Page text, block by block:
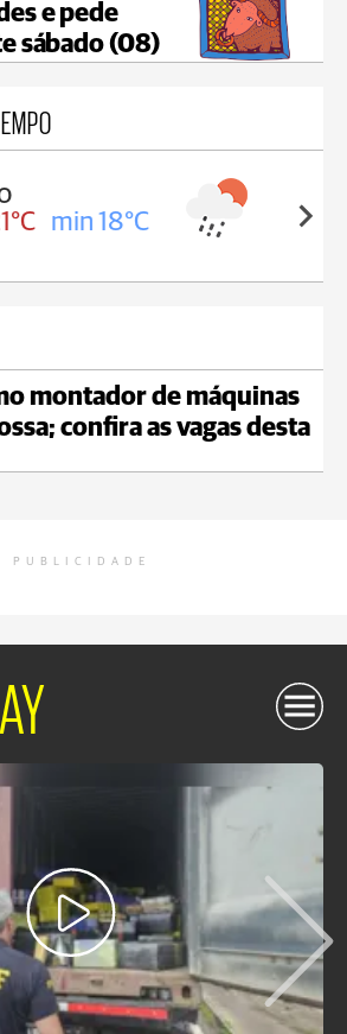
e pede
sábado (08)
max 20°C min 18°C
montador de máquinas
confira as vagas desta
PUBLICIDADE